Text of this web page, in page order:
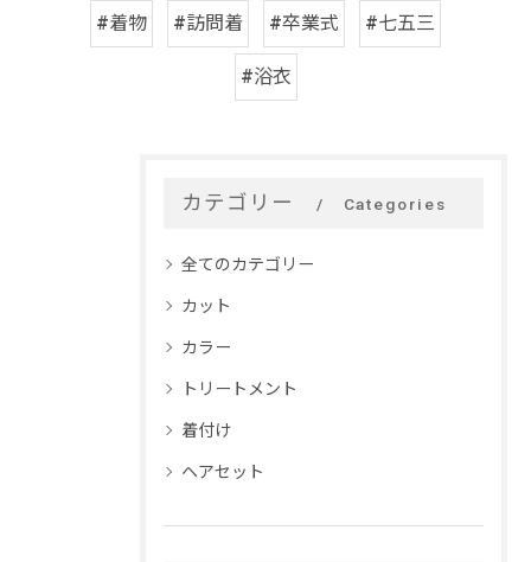
#着物 #訪問着 #卒業式 #七五三
#浴衣
カテゴリー Categories
全てのカテゴリー
カット
カラー
トリートメント
着付け
ヘアセット